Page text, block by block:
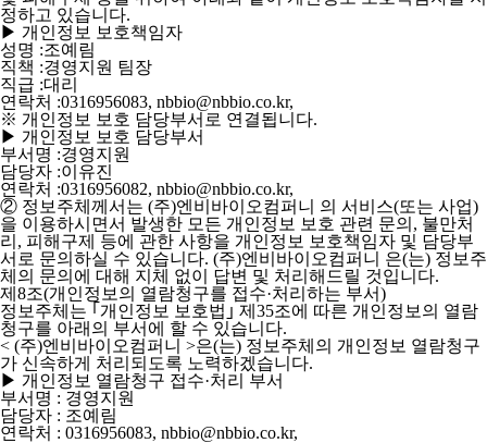
정하고 있습니다.
▶ 개인정보 보호책임자
성명 :조예림
직책 :경영지원 팀장
직급 :대리
연락처 :0316956083, nbbio@nbbio.co.kr,
※ 개인정보 보호 담당부서로 연결됩니다.
▶ 개인정보 보호 담당부서
부서명 :경영지원
담당자 :이유진
연락처 :0316956082, nbbio@nbbio.co.kr,
② 정보주체께서는 (주)엔비바이오컴퍼니 의 서비스(또는 사업)
을 이용하시면서 발생한 모든 개인정보 보호 관련 문의, 불만처
리, 피해구제 등에 관한 사항을 개인정보 보호책임자 및 담당부
서로 문의하실 수 있습니다. (주)엔비바이오컴퍼니 은(는) 정보주
체의 문의에 대해 지체 없이 답변 및 처리해드릴 것입니다.
제8조(개인정보의 열람청구를 접수·처리하는 부서)
정보주체는 ｢개인정보 보호법｣ 제35조에 따른 개인정보의 열람
청구를 아래의 부서에 할 수 있습니다.
< (주)엔비바이오컴퍼니 >은(는) 정보주체의 개인정보 열람청구
가 신속하게 처리되도록 노력하겠습니다.
▶ 개인정보 열람청구 접수·처리 부서
부서명 : 경영지원
담당자 : 조예림
연락처 : 0316956083, nbbio@nbbio.co.kr,